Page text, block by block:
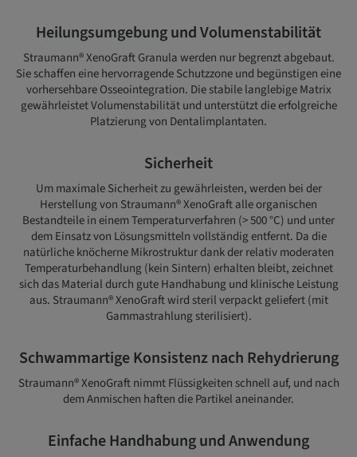
Heilungsumgebung und Volumenstabilität
Straumann® XenoGraft Granula werden nur begrenzt abgebaut.
Sie schaffen eine hervorragende Schutzzone und begünstigen eine
vorhersehbare Osseointegration. Die stabile langlebige Matrix
gewährleistet Volumenstabilität und unterstützt die erfolgreiche
Platzierung von Dentalimplantaten.
Sicherheit
Um maximale Sicherheit zu gewährleisten, werden bei der
Herstellung von Straumann® XenoGraft alle organischen
Bestandteile in einem Temperaturverfahren (> 500 °C) und unter
dem Einsatz von Lösungsmitteln vollständig entfernt. Da die
natürliche knöcherne Mikrostruktur dank der relativ moderaten
Temperaturbehandlung (kein Sintern) erhalten bleibt, zeichnet
sich das Material durch gute Handhabung und klinische Leistung
aus. Straumann® XenoGraft wird steril verpackt geliefert (mit
Gammastrahlung sterilisiert).
Schwammartige Konsistenz nach Rehydrierung
Straumann® XenoGraft nimmt Flüssigkeiten schnell auf, und nach
dem Anmischen haften die Partikel aneinander.
Einfache Handhabung und Anwendung